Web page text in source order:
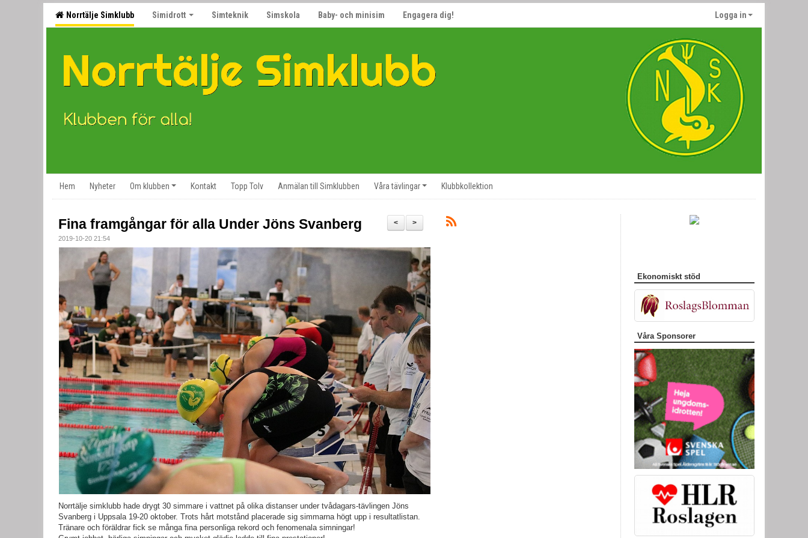
Norrtälje Simklubb Simidrott Simteknik Simskola Baby- och minisim Engagera dig! Logga in
Hem Nyheter Om klubben Kontakt Topp Tolv Anmälan till Simklubben Våra tävlingar Klubbkollektion
>
<
Fina framgångar för alla Under Jöns Svanberg
2019-10-20 21:54
Norrtälje simklubb hade drygt 30 simmare i vattnet på olika distanser under tvådagars-tävlingen Jöns
Svanberg i Uppsala 19-20 oktober. Trots hårt motstånd placerade sig simmarna högt upp i resultatlistan.
Tränare och föräldrar fick se många fina personliga rekord och fenomenala simningar!
Ekonomiskt stöd
Våra Sponsorer